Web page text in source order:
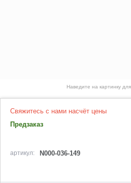
Наведите на картинку
Свяжитесь с нами насчёт цены
Предзаказ
артикул: N000-036-149